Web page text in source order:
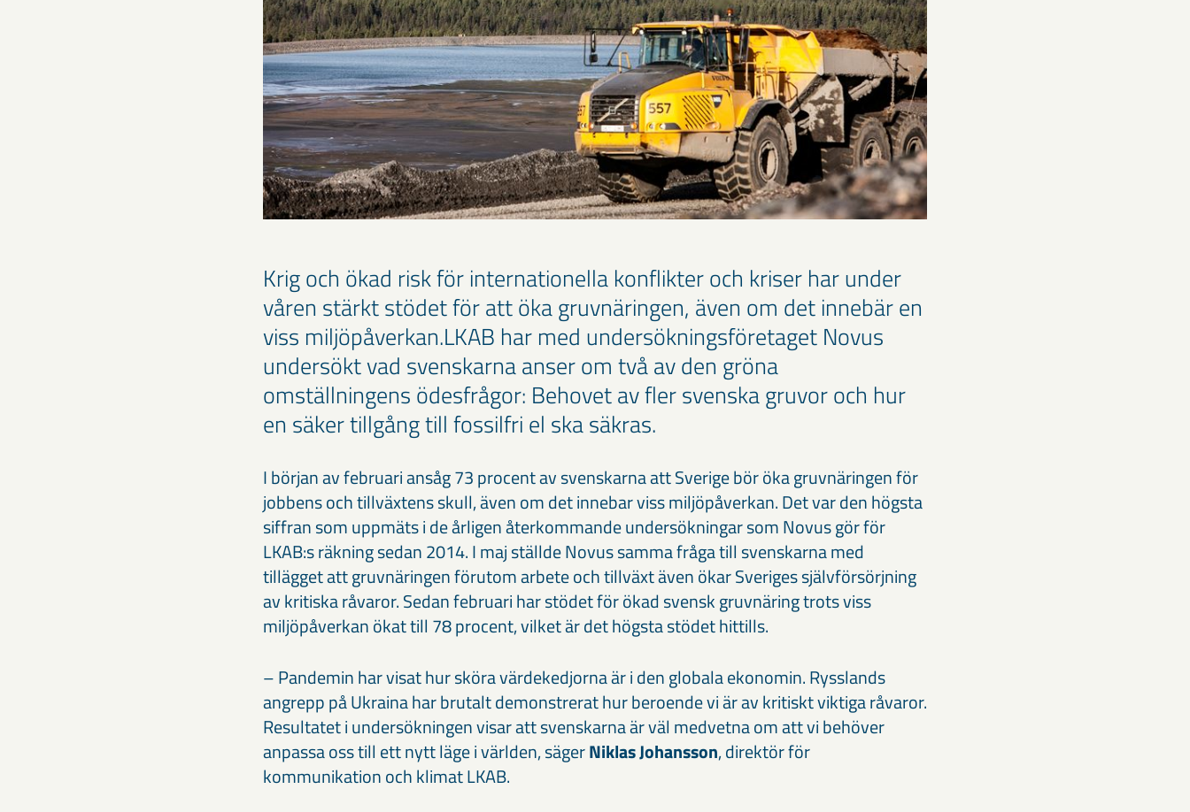
Krig och ökad risk för internationella konflikter och kriser har under
våren stärkt stödet för att öka gruvnäringen, även om det innebär en
viss miljöpåverkan.LKAB har med undersökningsföretaget Novus
undersökt vad svenskarna anser om två av den gröna
omställningens ödesfrågor: Behovet av fler svenska gruvor och hur
en säker tillgång till fossilfri el ska säkras.
I början av februari ansåg 73 procent av svenskarna att Sverige bör öka gruvnäringen för
jobbens och tillväxtens skull, även om det innebar viss miljöpåverkan. Det var den högsta
siffran som uppmäts i de årligen återkommande undersökningar som Novus gör för
LKAB:s räkning sedan 2014. I maj ställde Novus samma fråga till svenskarna med
tillägget att gruvnäringen förutom arbete och tillväxt även ökar Sveriges självförsörjning
av kritiska råvaror. Sedan februari har stödet för ökad svensk gruvnäring trots viss
miljöpåverkan ökat till 78 procent, vilket är det högsta stödet hittills.
– Pandemin har visat hur sköra värdekedjorna är i den globala ekonomin. Rysslands
angrepp på Ukraina har brutalt demonstrerat hur beroende vi är av kritiskt viktiga råvaror.
Resultatet i undersökningen visar att svenskarna är väl medvetna om att vi behöver
anpassa oss till ett nytt läge i världen, sägerNiklas Johansson, direktör för
kommunikation och klimat LKAB.